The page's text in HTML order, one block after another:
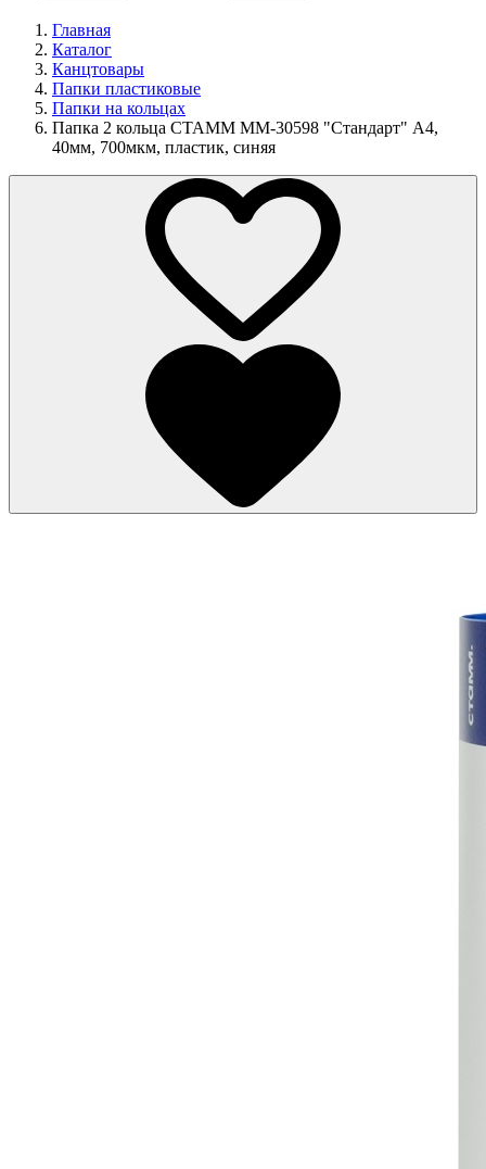
Главная
Каталог
Канцтовары
Папки пластиковые
Папки на кольцах
Папка 2 кольца СТАММ ММ-30598 "Стандарт" А4,
40мм, 700мкм, пластик, синяя